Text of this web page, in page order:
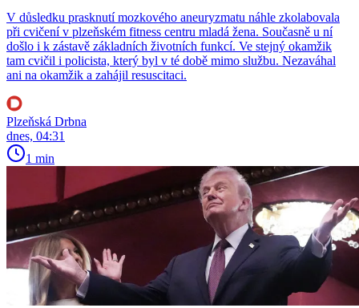
V důsledku prasknutí mozkového aneuryzmatu náhle zkolabovala
při cvičení v plzeňském fitness centru mladá žena. Současně u ní
došlo i k zástavě základních životních funkcí. Ve stejný okamžik
tam cvičil i policista, který byl v té době mimo službu. Nezaváhal
ani na okamžik a zahájil resuscitaci.
Plzeňská Drbna
dnes, 04:31
1 min